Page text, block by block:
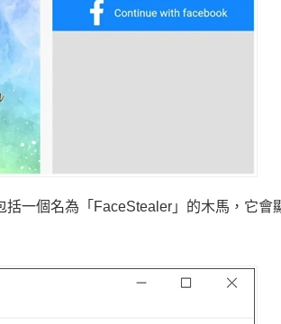
一個名為「FaceStealer」的木馬，它會